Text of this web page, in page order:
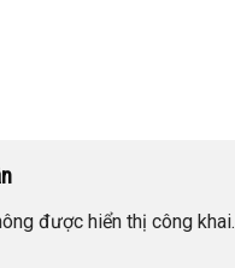
được hiển thị công khai.